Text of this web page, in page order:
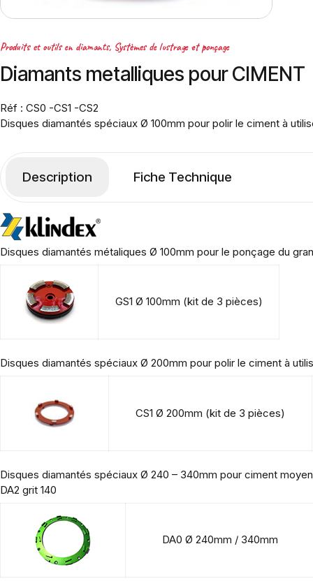
Produits et outils en diamants, Systèmes de lustrage et ponçage
Diamants metalliques pour CIMENT
Réf : CS0 -CS1 -CS2
Disques diamantés spéciaux Ø 100mm pour polir le ciment à
Description Fiche Technique
Disques diamantés métaliques Ø 100mm pour le ponçage du
GS1 Ø 100mm (kit de 3 pièces)
Disques diamantés spéciaux Ø 200mm pour polir le ciment à
CS1 Ø 200mm (kit de 3 pièces)
Disques diamantés spéciaux Ø 240 – 340mm pour ciment
DA2 grit 140
DA0 Ø 240mm / 340mm